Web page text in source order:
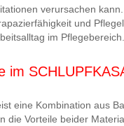
verursachen
und
im Pflegebereich.
im
eine Kombination aus
die Vorteile beider